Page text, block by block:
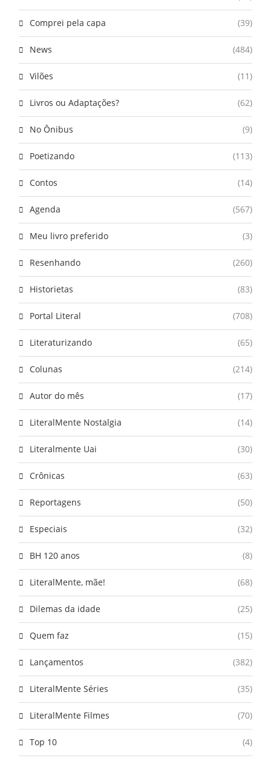
Comprei pela capa (39)
News (484)
Vilões (11)
Livros ou Adaptações? (62)
No Ônibus (9)
Poetizando (113)
Contos (14)
Agenda (567)
Meu livro preferido (3)
Resenhando (260)
Historietas (83)
Portal Literal (708)
Literaturizando (65)
Colunas (214)
Autor do mês (17)
LiteralMente Nostalgia (14)
Literalmente Uai (30)
Crônicas (63)
Reportagens (50)
Especiais (32)
BH 120 anos (8)
LiteralMente, mãe! (68)
Dilemas da idade (25)
Quem faz (15)
Lançamentos (382)
LiteralMente Séries (35)
LiteralMente Filmes (70)
Top 10 (4)